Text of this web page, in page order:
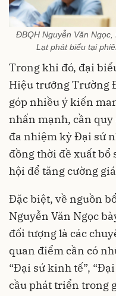
ĐBQH Nguyễn Văn
Lạt phát biểu tại
Trong khi đó, đại
Hiệu trưởng Trường
góp nhiều ý kiến
nhấn mạnh, cần
đa nhiệm kỳ Đại sứ
đồng thời đề xuất bổ
hội để tăng cường
Đặc biệt, về nguồn
Nguyễn Văn Ngọc
đối tượng là các
quan điểm cần có
“Đại sứ kinh tế”,
cầu phát triển trong